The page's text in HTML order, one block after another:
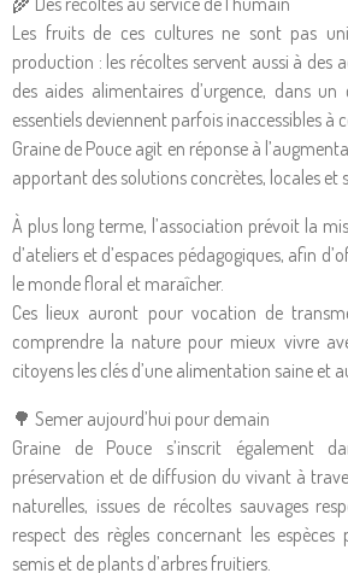
Les fruits de ces cultures ne sont pas
production : les récoltes servent aussi à des
des aides alimentaires d’urgence, dans
essentiels deviennent parfois inaccessibles à
Graine de Pouce agit en réponse à
apportant des solutions concrètes, locales et
À plus long terme, l’association prévoit la
d’ateliers et d’espaces pédagogiques, afin
le monde floral et maraîcher.
Ces lieux auront pour vocation de
comprendre la nature pour mieux vivre
citoyens les clés d’une alimentation saine et
🌳 Semer aujourd’hui pour demain
Graine de Pouce s’inscrit également
préservation et de diffusion du vivant à
naturelles, issues de récoltes sauvages
respect des règles concernant les espèces
semis et de plants d’arbres fruitiers.